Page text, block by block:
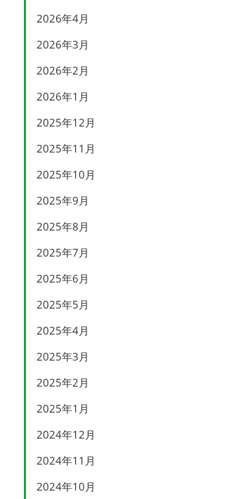
2026年4月
2026年3月
2026年2月
2026年1月
2025年12月
2025年11月
2025年10月
2025年9月
2025年8月
2025年7月
2025年6月
2025年5月
2025年4月
2025年3月
2025年2月
2025年1月
2024年12月
2024年11月
2024年10月